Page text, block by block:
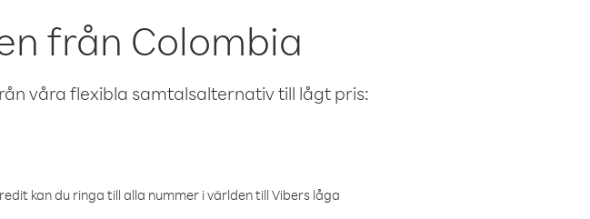
från Colombia
våra flexibla samtalsalternativ till lågt pris:
kan du ringa till alla nummer i världen till Vibers låga